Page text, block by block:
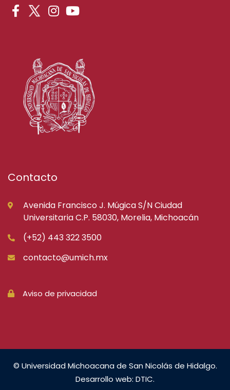
Contacto
Avenida Francisco J. Múgica S/N Ciudad
Universitaria C.P. 58030, Morelia, Michoacán
(+52) 443 322 3500
contacto@umich.mx
Aviso de privacidad
© Universidad Michoacana de San Nicolás de Hidalgo.
Desarrollo web: DTIC.